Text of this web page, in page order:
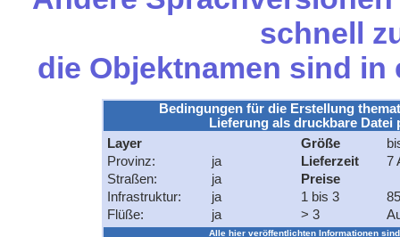
schnell
die Objektnamen sind
Bedingungen für die Erstellung
Lieferung als druckbare Datei
Layer
Provinz:
ja
Straßen:
ja
Infrastruktur:
ja
Flüße:
ja
Größe
Lieferzeit
7
Preise
1 bis 3
> 3
Alle hier veröffentlichten Informationen